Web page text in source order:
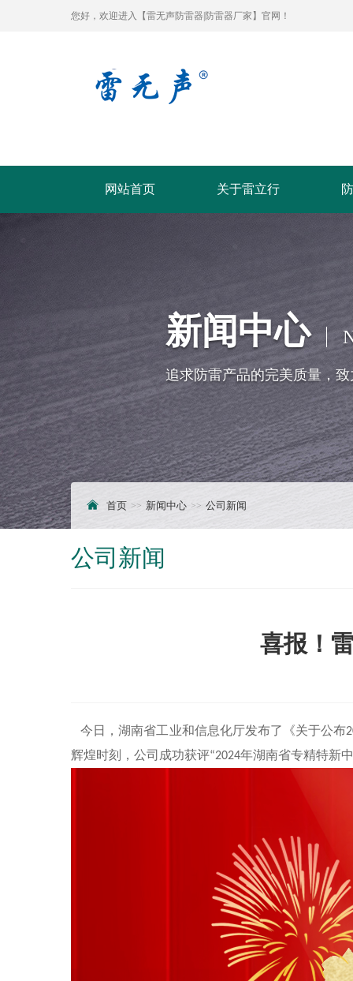
您好，欢迎进入【雷无声防雷器|防雷器厂家】官网！
网站首页 关于雷立行
新闻中心
追求防雷产品的完美质量，
首页 新闻中心 公司新闻
公司新闻
喜报！
今日，湖南省工业和信息化厅发布了《关于公布
辉煌时刻，公司成功获评“2024年湖南省专精特新